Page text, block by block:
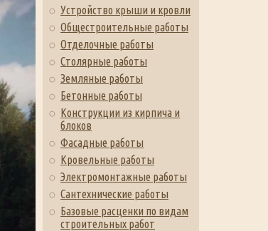
Устройство крыши и кровли
Общестроительные работы
Отделочные работы
Столярные работы
Земляные работы
Бетонные работы
Конструкции из кирпича и
блоков
Фасадные работы
Кровельные работы
Электромонтажные работы
Сантехнические работы
Базовые расценки по видам
строительных работ